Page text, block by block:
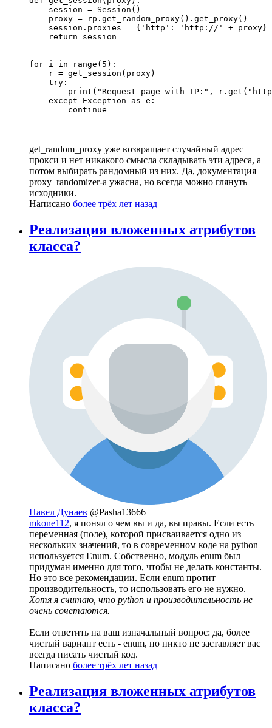
    session = Session()
    proxy = rp.get_random_proxy().get_proxy()
    session.proxies = {'http': 'http://' + proxy}
    return session
for i in range(5):
    r = get_session(proxy)
    try:
print("Request page with IP:",
    except Exception as e:
        continue
get_random_proxy уже возвращает случайный адрес
прокси и нет никакого смысла складывать эти адреса, а
потом выбирать рандомный из них. Да, документация
proxy_randomizer-а ужасна, но всегда можно глянуть
исходники.
Написано более трёх лет назад
Реализация вложенных атрибутов
класса?
Павел Дунаев @Pasha13666
mkone112, я понял о чем вы и да, вы правы. Если есть
переменная (поле), которой присваивается одно из
нескольких значений, то в современном коде на python
используется Enum. Собственно, модуль enum был
придуман именно для того, чтобы не делать константы.
Но это все рекомендации. Если enum протит
производительность, то использовать его не нужно.
Хотя я считаю, что python и производительность не
очень сочетаются.
Если ответить на ваш изначальный вопрос: да, более
чистый вариант есть - enum, но никто не заставляет вас
всегда писать чистый код.
Написано более трёх лет назад
Реализация вложенных атрибутов
класса?